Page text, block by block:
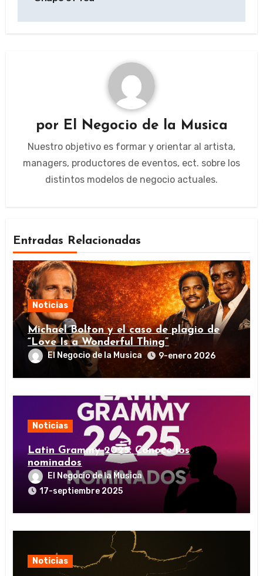
por El Negocio de la Musica
Nuestro objetivo es formar y orientar al artista,
managers, productores de eventos, ect. sobre los
distintos modelos de negocio actuales.
Entradas Relacionadas
Noticias
Michael Bolton y el caso de plagio de
“Love Is a Wonderful Thing”
El Negocio de la Musica 9-enero 2026
Noticias
Latin Grammy 2025: Conoce los
nominados
El Negocio de la Musica
17-septiembre 2025
Noticias